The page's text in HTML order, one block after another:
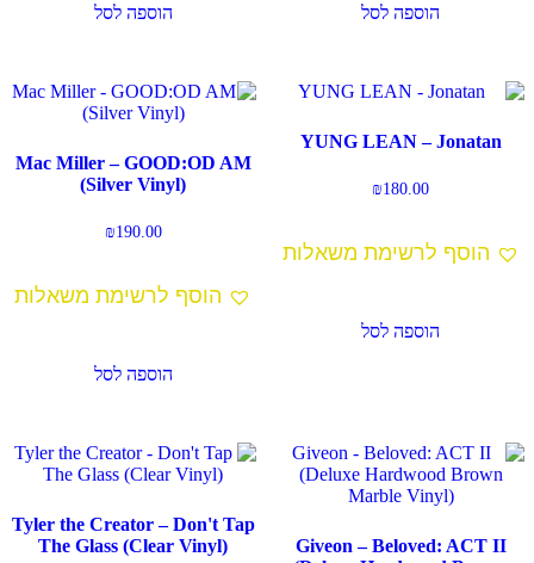
הוספה לסל הוספה לסל
YUNG LEAN – Jonatan
₪180.00
הוסף לרשימת משאלות
הוספה לסל
Mac Miller – GOOD:OD AM
(Silver Vinyl)
₪190.00
הוסף לרשימת משאלות
הוספה לסל
Giveon – Beloved: ACT II
Tyler the Creator – Don't Tap
The Glass (Clear Vinyl)